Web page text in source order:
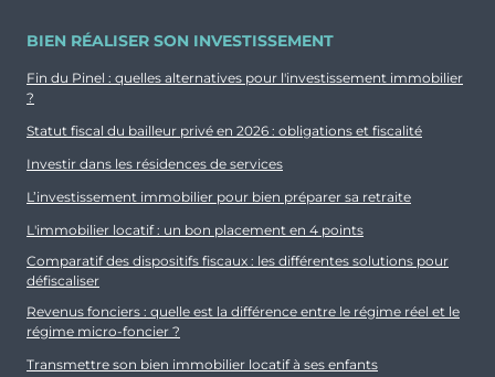
BIEN RÉALISER SON INVESTISSEMENT
Fin du Pinel : quelles alternatives pour l'investissement immobilier
?
Statut fiscal du bailleur privé en 2026 : obligations et fiscalité
Investir dans les résidences de services
L’investissement immobilier pour bien préparer sa retraite
L'immobilier locatif : un bon placement en 4 points
Comparatif des dispositifs fiscaux : les différentes solutions pour
défiscaliser
Revenus fonciers : quelle est la différence entre le régime réel et le
régime micro-foncier ?
Transmettre son bien immobilier locatif à ses enfants